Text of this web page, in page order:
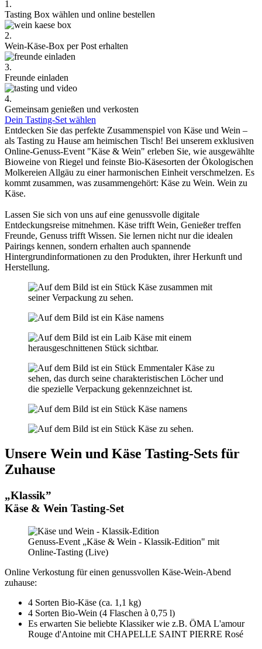
1.
Tasting Box wählen und online bestellen
2.
Wein-Käse-Box per Post erhalten
3.
Freunde einladen
4.
Gemeinsam genießen und verkosten
Dein Tasting-Set wählen
Entdecken Sie das perfekte Zusammenspiel von Käse und Wein –
als Tasting zu Hause am heimischen Tisch! Bei unserem exklusiven
Online-Genuss-Event "Käse & Wein" erleben Sie, wie ausgewählte
Bioweine von Riegel und feinste Bio-Käsesorten der Ökologischen
Molkereien Allgäu zu einer harmonischen Einheit verschmelzen. Es
kommt zusammen, was zusammengehört: Käse zu Wein. Wein zu
Käse.
Lassen Sie sich von uns auf eine genussvolle digitale
Entdeckungsreise mitnehmen. Käse trifft Wein, Genießer treffen
Freunde, Genuss trifft Wissen. Sie lernen nicht nur die idealen
Pairings kennen, sondern erhalten auch spannende
Hintergrundinformationen zu den Produkten, ihrer Herkunft und
Herstellung.
Unsere Wein und Käse Tasting-Sets für
Zuhause
„Klassik”
Käse & Wein Tasting-Set
Genuss-Event „Käse & Wein - Klassik-Edition" mit
Online-Tasting (Live)
Online Verkostung für einen genussvollen Käse-Wein-Abend
zuhause:
4 Sorten Bio-Käse (ca. 1,1 kg)
4 Sorten Bio-Wein (4 Flaschen à 0,75 l)
Es erwarten Sie beliebte Klassiker wie z.B. ÖMA L'amour
Rouge d'Antoine mit CHAPELLE SAINT PIERRE Rosé